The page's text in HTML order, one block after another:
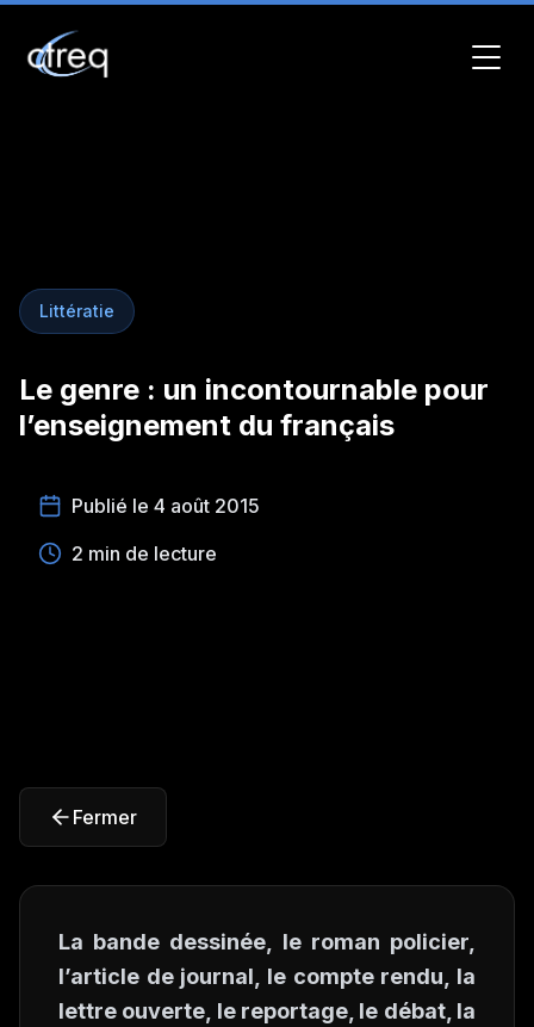
Littératie
Le genre : un incontournable pour
l’enseignement du français
Publié le 4 août 2015
2 min de lecture
Fermer
La bande dessinée, le roman policier,
l’article de journal, le compte rendu, la
lettre ouverte, le reportage, le débat, la